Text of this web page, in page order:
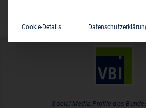
Social Media Profile des
Cookie-Details